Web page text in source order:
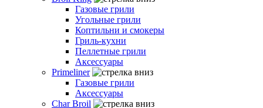
Газовые грили
Угольные грили
Коптильни и смокеры
Гриль-кухни
Пеллетные грили
Аксессуары
Primeliner
Газовые грили
Аксессуары
Char Broil